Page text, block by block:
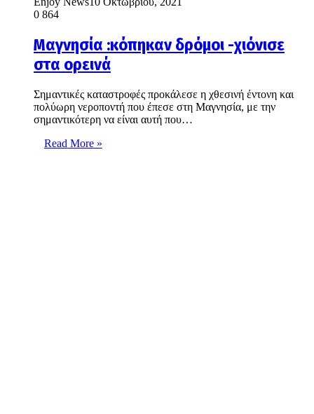
0 864
Μαγνησία :κόπηκαν δρόμοι -χιόνισε
στα ορεινά
Σημαντικές καταστροφές προκάλεσε η χθεσινή έντονη και
πολύωρη νεροποντή που έπεσε στη Μαγνησία, με την
σημαντικότερη να είναι αυτή που…
Read More »